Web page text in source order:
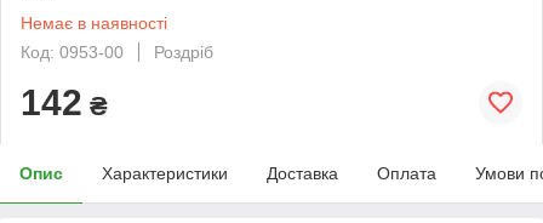
Немає в наявності
Код: 0953-00
Роздріб
142 ₴
Опис Характеристики Доставка Оплата Умови